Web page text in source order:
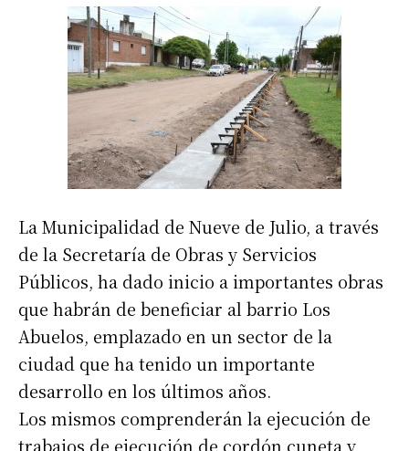
La Municipalidad de Nueve de Julio, a través
de la Secretaría de Obras y Servicios
Públicos, ha dado inicio a importantes obras
que habrán de beneficiar al barrio Los
Abuelos, emplazado en un sector de la
ciudad que ha tenido un importante
desarrollo en los últimos años.
Los mismos comprenderán la ejecución de
trabajos de ejecución de cordón cuneta y